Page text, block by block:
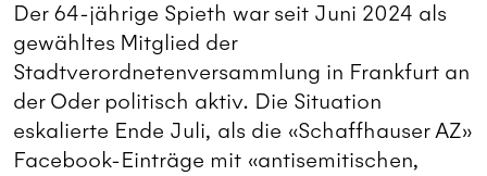
Der 64-jährige Spieth war seit Juni 2024 als
gewähltes Mitglied der
Stadtverordnetenversammlung in Frankfurt an
der Oder politisch aktiv. Die Situation
eskalierte Ende Juli, als die «Schaffhauser AZ»
Facebook-Einträge mit «antisemitischen,